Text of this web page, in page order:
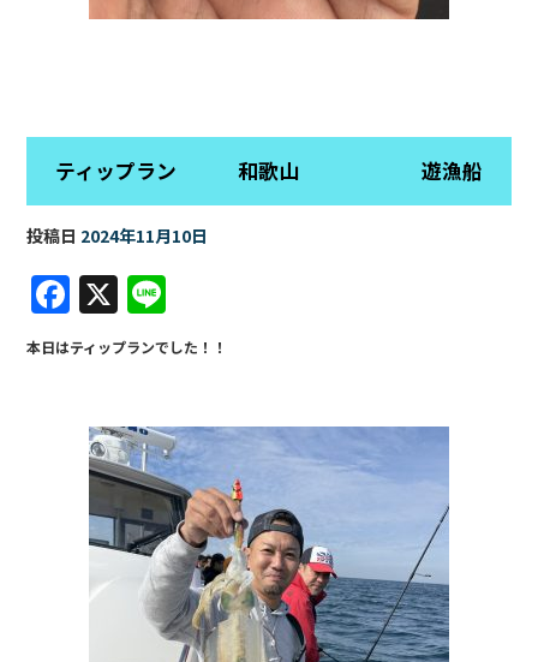
ティップラン 和歌山 遊漁船
投稿日 2024年11月10日
F
a
c
b
o
o
k
X
n
e
本日はティップランでした！！